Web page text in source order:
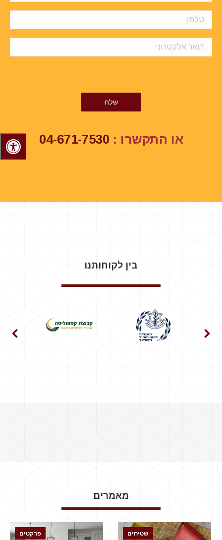
או התקשרו : 04-671-7530
בין לקוחותנו
מאמרים
פרקטים שטיחים